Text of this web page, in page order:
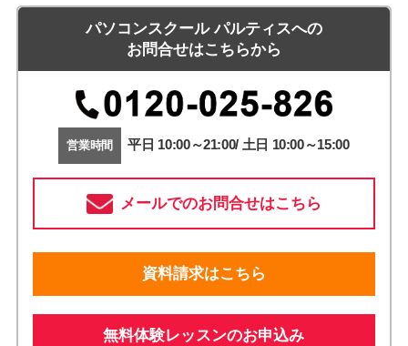
パソコンスクール パルティスへの
お問合せはこちらから
営業時間 平日 10:00～21:00/ 土日 10:00～15:00
メールでのお問合せはこちら
資料請求はこちら
無料体験レッスンのお申込み